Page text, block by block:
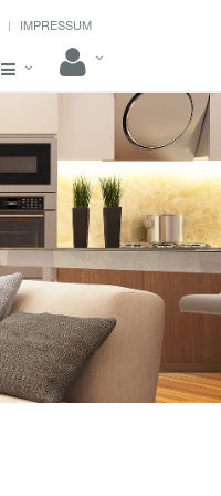
IMPRESSUM